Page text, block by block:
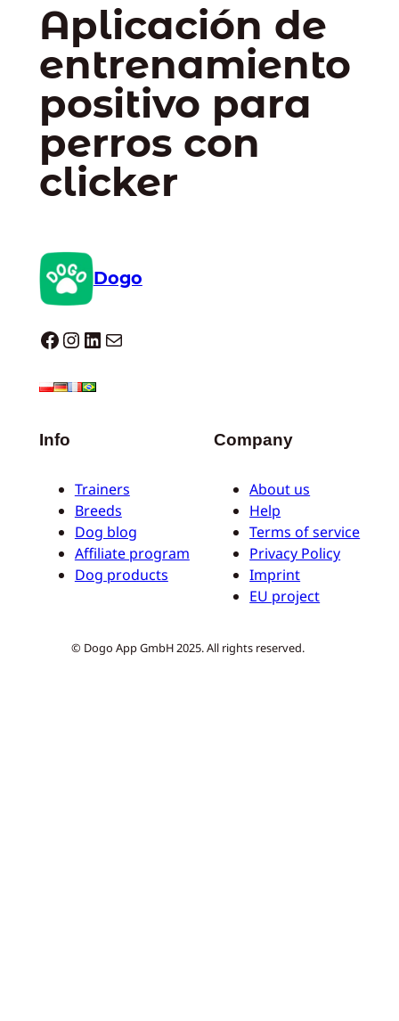
Aplicación de
entrenamiento
positivo para
perros con
clicker
Dogo
Dogo facebook InstagramLinkedIn Correo electrónico
Info
Trainers
Breeds
Dog blog
Affiliate program
Dog products
Company
About us
Help
Terms of service
Privacy Policy
Imprint
EU project
© Dogo App GmbH 2025. All rights reserved.